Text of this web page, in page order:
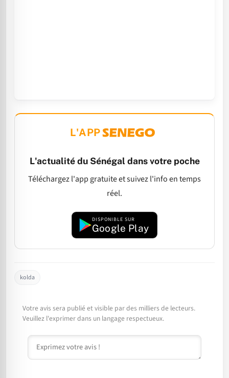
L'APP
L'actualité du Sénégal dans votre poche
Téléchargez l'app gratuite et suivez l'info en temps
réel.
DISPONIBLE SUR
Google Play
kolda
Votre avis sera publié et visible par des milliers de lecteurs.
Veuillez l'exprimer dans un langage respectueux.
Commentaire